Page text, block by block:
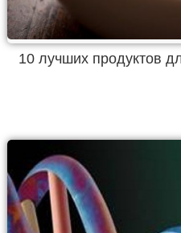
10 лучших продуктов